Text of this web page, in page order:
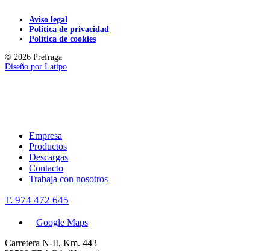
Aviso legal
Política de privacidad
Política de cookies
© 2026 Prefraga
Diseño por Latipo
Empresa
Productos
Descargas
Contacto
Trabaja con nosotros
T. 974 472 645
Google Maps
Carretera N-II, Km. 443